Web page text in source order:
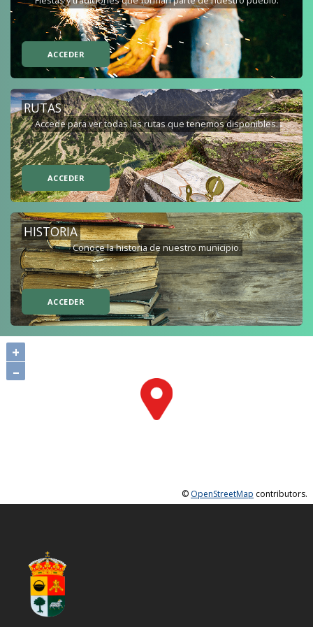
ACCEDER
RUTAS
Accede para ver todas las rutas que tenemos disponibles.
ACCEDER
HISTORIA
Conoce la historia de nuestro municipio.
ACCEDER
+
–
© OpenStreetMap contributors.